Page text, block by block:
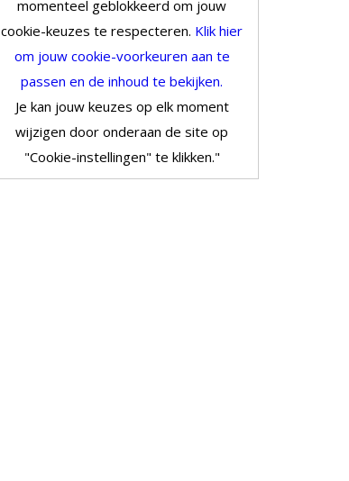
momenteel geblokkeerd om jouw
cookie-keuzes te respecteren. Klik hier
om jouw cookie-voorkeuren aan te
passen en de inhoud te bekijken.
Je kan jouw keuzes op elk moment
wijzigen door onderaan de site op
"Cookie-instellingen" te klikken."